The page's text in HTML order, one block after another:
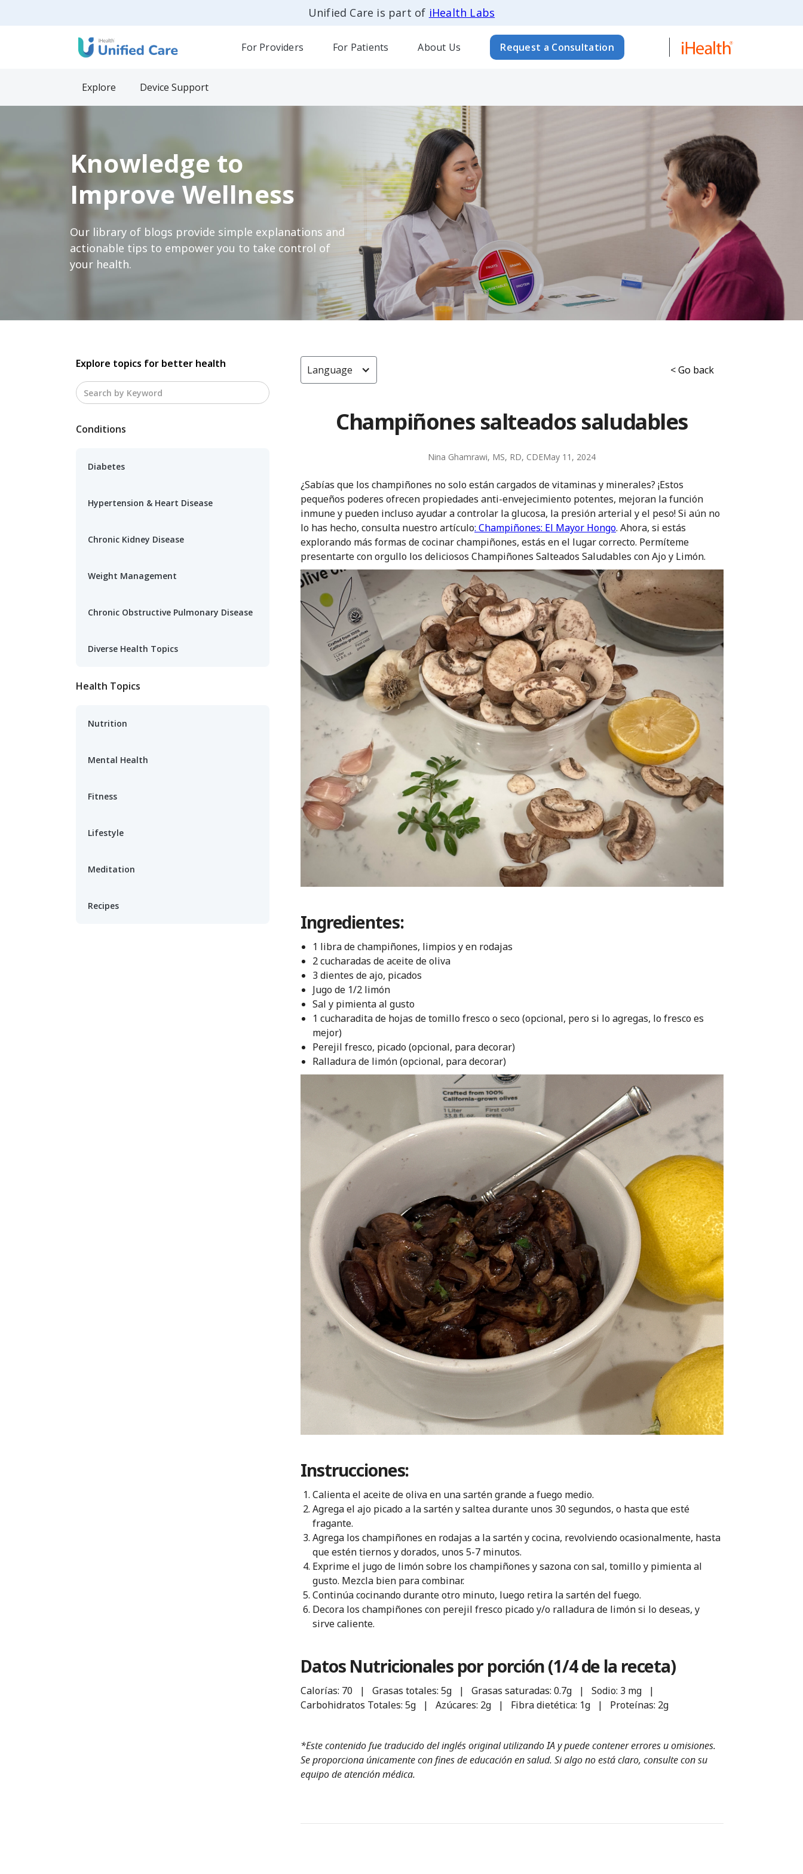
Unified Care is part of iHealth Labs
For Providers For Patients About Us Request a Consultation
Explore Device Support
Knowledge to
Improve Wellness
Our library of blogs provide simple explanations and
actionable tips to empower you to take control of
your health.
Explore topics for better health
Conditions
Diabetes
Hypertension & Heart Disease
Chronic Kidney Disease
Weight Management
Chronic Obstructive Pulmonary Disease
Diverse Health Topics
Health Topics
Nutrition
Mental Health
Fitness
Lifestyle
Meditation
Recipes
Language < Go back
Champiñones salteados saludables
Nina Ghamrawi, MS, RD, CDEMay 11, 2024
¿Sabías que los champiñones no solo están cargados de vitaminas y minerales? ¡Estos
pequeños poderes ofrecen propiedades anti-envejecimiento potentes, mejoran la función
inmune y pueden incluso ayudar a controlar la glucosa, la presión arterial y el peso! Si aún no
lo has hecho, consulta nuestro artículo: Champiñones: El Mayor Hongo. Ahora, si estás
explorando más formas de cocinar champiñones, estás en el lugar correcto. Permíteme
presentarte con orgullo los deliciosos Champiñones Salteados Saludables con Ajo y Limón.
Ingredientes:
1 libra de champiñones, limpios y en rodajas
2 cucharadas de aceite de oliva
3 dientes de ajo, picados
Jugo de 1/2 limón
Sal y pimienta al gusto
1 cucharadita de hojas de tomillo fresco o seco (opcional, pero si lo agregas, lo fresco es
mejor)
Perejil fresco, picado (opcional, para decorar)
Ralladura de limón (opcional, para decorar)
Instrucciones:
Calienta el aceite de oliva en una sartén grande a fuego medio.
Agrega el ajo picado a la sartén y saltea durante unos 30 segundos, o hasta que esté
fragante.
Agrega los champiñones en rodajas a la sartén y cocina, revolviendo ocasionalmente, hasta
que estén tiernos y dorados, unos 5-7 minutos.
Exprime el jugo de limón sobre los champiñones y sazona con sal, tomillo y pimienta al
gusto. Mezcla bien para combinar.
Continúa cocinando durante otro minuto, luego retira la sartén del fuego.
Decora los champiñones con perejil fresco picado y/o ralladura de limón si lo deseas, y
sirve caliente.
Datos Nutricionales por porción (1/4 de la receta)
Calorías: 70 | Grasas totales: 5g | Grasas saturadas: 0.7g | Sodio: 3 mg |
Carbohidratos Totales: 5g | Azúcares: 2g | Fibra dietética: 1g | Proteínas: 2g
*Este contenido fue traducido del inglés original utilizando IA y puede contener errores u omisiones.
Se proporciona únicamente con fines de educación en salud. Si algo no está claro, consulte con su
equipo de atención médica.